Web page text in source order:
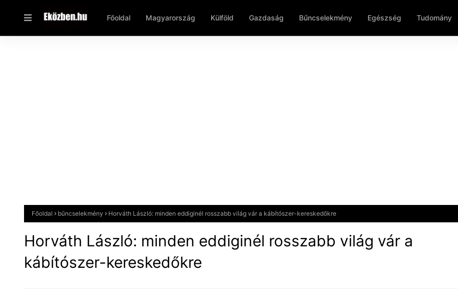
Főoldal Magyarország Külföld Gazdaság Bűncselekmény Egészség Tudomány
Főoldal bűncselekmény Horváth László: minden eddiginél rosszabb világ vár a kábítószer-kereskedőkre
Horváth László: minden eddiginél rosszabb világ vár a
kábítószer-kereskedőkre